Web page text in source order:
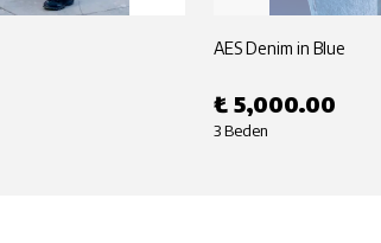
AES Denim in Blue
₺ 5,000.00
3 Beden